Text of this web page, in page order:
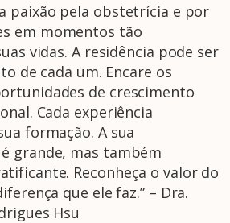
paixão pela obstetrícia e por
em momentos tão
vidas. A residência pode ser
de cada um. Encare os
de crescimento
Cada experiência
formação. A sua
grande, mas também
Reconheça o valor do
que ele faz.” – Dra.
Hsu